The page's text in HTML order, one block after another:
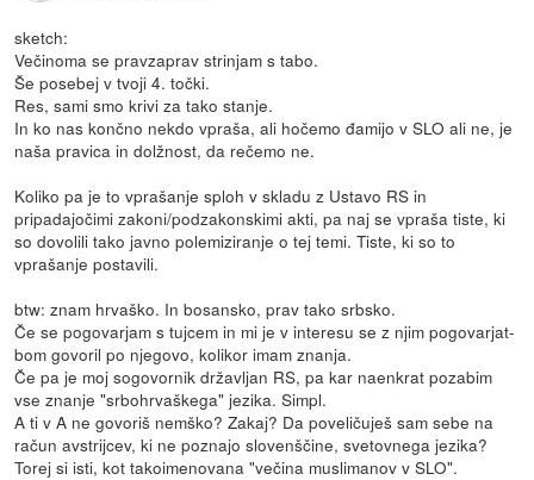
sketch:
Večinoma se pravzaprav strinjam s tabo.
Še posebej v tvoji 4. točki.
Res, sami smo krivi za tako stanje.
In ko nas končno nekdo vpraša, ali hočemo đamijo v SLO ali ne, je
naša pravica in dolžnost, da rečemo ne.
Koliko pa je to vprašanje sploh v skladu z Ustavo RS in
pripadajočimi zakoni/podzakonskimi akti, pa naj se vpraša tiste, ki
so dovolili tako javno polemiziranje o tej temi. Tiste, ki so to
vprašanje postavili.
btw: znam hrvaško. In bosansko, prav tako srbsko.
Če se pogovarjam s tujcem in mi je v interesu se z njim pogovarjat-
bom govoril po njegovo, kolikor imam znanja.
Če pa je moj sogovornik državljan RS, pa kar naenkrat pozabim
vse znanje "srbohrvaškega" jezika. Simpl.
A ti v A ne govoriš nemško? Zakaj? Da poveličuješ sam sebe na
račun avstrijcev, ki ne poznajo slovenščine, svetovnega jezika?
Torej si isti, kot takoimenovana "večina muslimanov v SLO".